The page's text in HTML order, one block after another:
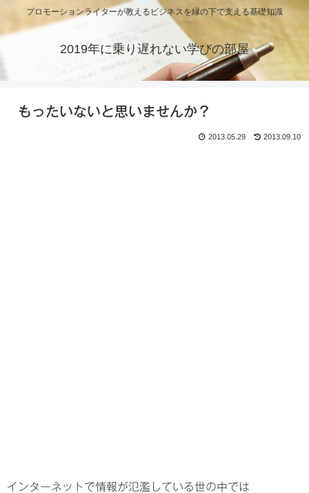
プロモーションライターが教えるビジネスを縁の下で支える基礎知識
2019年に乗り遅れない学びの部屋
もったいないと思いませんか？
2013.09.10
2013.05.29
インターネットで情報が氾濫している世の中では